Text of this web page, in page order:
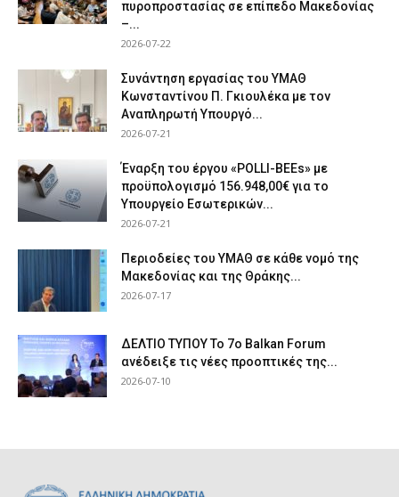
πυροπροστασίας σε επίπεδο Μακεδονίας
–...
2026-07-22
Συνάντηση εργασίας του ΥΜΑΘ
Κωνσταντίνου Π. Γκιουλέκα με τον
Αναπληρωτή Υπουργό...
2026-07-21
Έναρξη του έργου «POLLI-BEEs» με
προϋπολογισμό 156.948,00€ για το
Υπουργείο Εσωτερικών...
2026-07-21
Περιοδείες του ΥΜΑΘ σε κάθε νομό της
Μακεδονίας και της Θράκης...
2026-07-17
ΔΕΛΤΙΟ ΤΥΠΟΥ Το 7ο Balkan Forum
ανέδειξε τις νέες προοπτικές της...
2026-07-10